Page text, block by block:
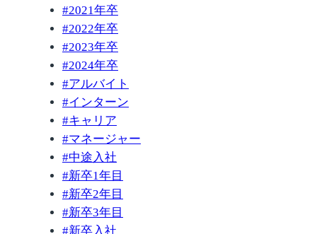
#2021年卒
#2022年卒
#2023年卒
#2024年卒
#アルバイト
#インターン
#キャリア
#マネージャー
#中途入社
#新卒1年目
#新卒2年目
#新卒3年目
#新卒入社